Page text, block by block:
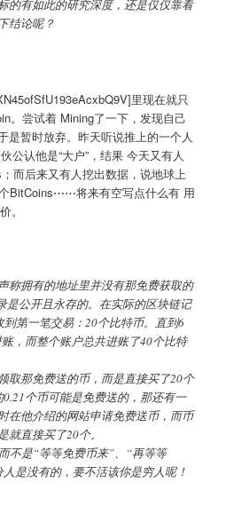
的有如此的研究深度，还是仅仅靠看
结论呢？
里现在就只
。尝试着 Mining了一下，发现自己
暂时放弃。昨天听说推上的一个人
公认他是“大户”，结果 今天又有人
而后来又有人挖出数据，说地球上
BitCoins⋯⋯将来有空写点什么有 用
。
称拥有的地址里并没有那免费获取的
是公开且永存的。在实际的区块链记
第一笔交易：20个比特币。直到6
，而整个账户总共进账了40个比特
取那免费送的币，而是直接买了20个
个币可能是免费送的，那还有一
在他介绍的网站申请免费送币，而币
就直接买了20个。
不是“等等免费币来”、“再等等
是没有的，要不活该你是穷人呢！